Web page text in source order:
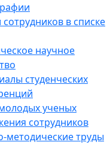
сотрудников в списке
научное
студенческих
ученых
сотрудников
методические труды